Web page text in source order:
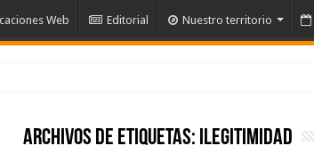
Web Editorial Nuestro territorio
Archivos de etiquetas: ilegitimidad